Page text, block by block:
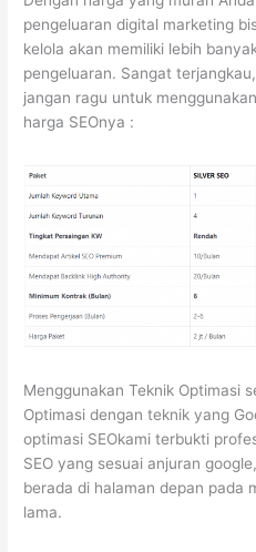
pengeluaran digital marketing
kelola akan memiliki lebih
pengeluaran. Sangat
jangan ragu untuk
harga SEOnya :
Menggunakan Teknik Optimasi
Optimasi dengan teknik yang
optimasi SEOkami terbukti
SEO yang sesuai anjuran
berada di halaman depan pada
lama.